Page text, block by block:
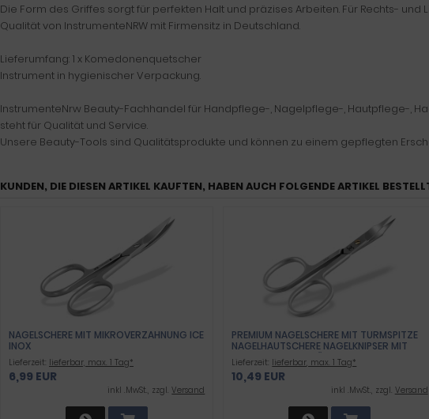
Die Form des Griffes sorgt für perfekten Halt und präzises Arbeiten. Für Rechts- und
Qualität von InstrumenteNRW mit Firmensitz in Deutschland.
Lieferumfang: 1 x Komedonenquetscher
Instrument in hygienischer Verpackung.
InstrumenteNrw Beauty-Fachhandel für Handpflege-, Nagelpflege-, Hautpflege-,
steht für Qualität und Service.
Unsere Beauty-Tools sind Qualitätsprodukte und können zu einem gepflegten
KUNDEN, DIE DIESEN ARTIKEL KAUFTEN, HABEN AUCH FOLGENDE ARTIKEL
NAGELSCHERE MIT MIKROVERZAHNUNG ICE
INOX
Lieferzeit: lieferbar, max. 1 Tag*
6,99 EUR
inkl .MwSt., zzgl.Versand
PREMIUM NAGELSCHERE MIT TURMSPITZE
NAGELHAUTSCHERE NAGELKNIPSER MIT
SCHARFEM UND PRÄZISEM SCHNITT
EDELSTAHL ROSTFREI MANIKÜRE PEDIKÜRE
SCHERE MIT GEBOGENER SCHNITTFLÄCHE
Lieferzeit: lieferbar, max. 1 Tag*
10,49 EUR
inkl .MwSt., zzgl. Versand